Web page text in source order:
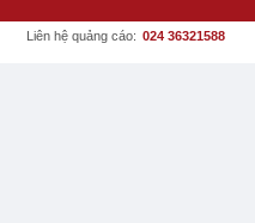
Liên hệ quảng cáo: 024 36321588